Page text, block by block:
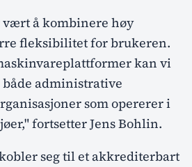
vært å kombinere høy
fleksibilitet for brukeren.
kan vi
administrative
som opererer i
fortsetter Jens Bohlin.
seg til et akkrediterbart